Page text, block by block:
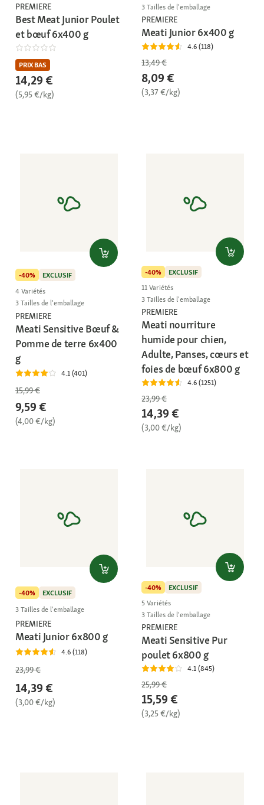
PREMIERE
Best Meat Junior Poulet
et bœuf 6x400 g
PRIX BAS
14,29 €
(5,95 €/kg)
3 Tailles de l'emballage
PREMIERE
Meati Junior 6x400 g
4.6 (118)
13,49 €
8,09 €
(3,37 €/kg)
-40%
EXCLUSIF
4 Variétés
3 Tailles de l'emballage
PREMIERE
Meati Sensitive Bœuf &
Pomme de terre 6x400
g
4.1 (401)
15,99 €
9,59 €
(4,00 €/kg)
-40%
EXCLUSIF
11 Variétés
3 Tailles de l'emballage
PREMIERE
Meati nourriture
humide pour chien,
Adulte, Panses, cœurs et
foies de bœuf 6x800 g
4.6 (1251)
23,99 €
14,39 €
(3,00 €/kg)
-40%
EXCLUSIF
3 Tailles de l'emballage
PREMIERE
Meati Junior 6x800 g
4.6 (118)
23,99 €
14,39 €
(3,00 €/kg)
-40%
EXCLUSIF
5 Variétés
3 Tailles de l'emballage
PREMIERE
Meati Sensitive Pur
poulet 6x800 g
4.1 (845)
25,99 €
15,59 €
(3,25 €/kg)